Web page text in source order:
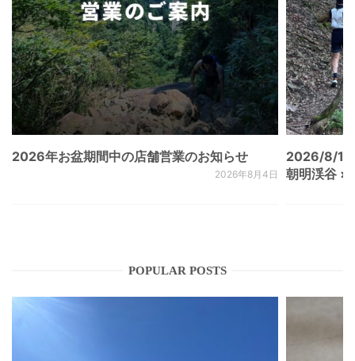
2026年お盆期間中の店舗営業のお知らせ
2026年8月4日
2026/8/
朝明渓谷 ×
POPULAR POSTS